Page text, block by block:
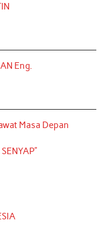
Eng.
Masa Depan